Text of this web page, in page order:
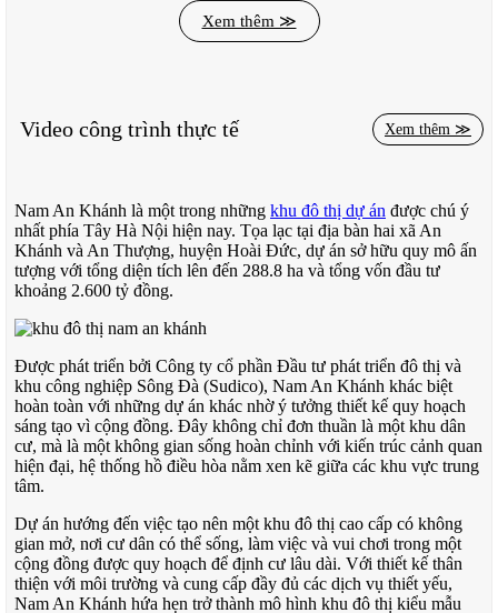
Xem thêm ≫
Video công trình thực tế Xem thêm ≫
Nam An Khánh là một trong những khu đô thị dự án được chú ý
nhất phía Tây Hà Nội hiện nay. Tọa lạc tại địa bàn hai xã An
Khánh và An Thượng, huyện Hoài Đức, dự án sở hữu quy mô ấn
tượng với tổng diện tích lên đến 288.8 ha và tổng vốn đầu tư
khoảng 2.600 tỷ đồng.
Được phát triển bởi Công ty cổ phần Đầu tư phát triển đô thị và
khu công nghiệp Sông Đà (Sudico), Nam An Khánh khác biệt
hoàn toàn với những dự án khác nhờ ý tưởng thiết kế quy hoạch
sáng tạo vì cộng đồng. Đây không chỉ đơn thuần là một khu dân
cư, mà là một không gian sống hoàn chỉnh với kiến trúc cảnh quan
hiện đại, hệ thống hồ điều hòa nằm xen kẽ giữa các khu vực trung
tâm.
Dự án hướng đến việc tạo nên một khu đô thị cao cấp có không
gian mở, nơi cư dân có thể sống, làm việc và vui chơi trong một
cộng đồng được quy hoạch để định cư lâu dài. Với thiết kế thân
thiện với môi trường và cung cấp đầy đủ các dịch vụ thiết yếu,
Nam An Khánh hứa hẹn trở thành mô hình khu đô thị kiểu mẫu